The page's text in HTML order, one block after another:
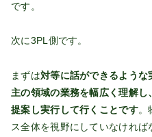
です。
次に3PL側です。
まずは対等に話ができるよう
主の領域の業務を幅広く理解
提案し実行して行くことです。
ス全体を視野にしていなけれ